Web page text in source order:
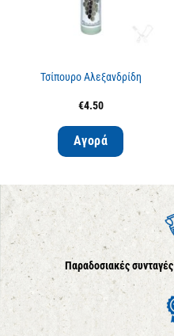
Τσίπουρο Αλεξανδρίδη
€4.50
Αγορά
Παραδοσιακές